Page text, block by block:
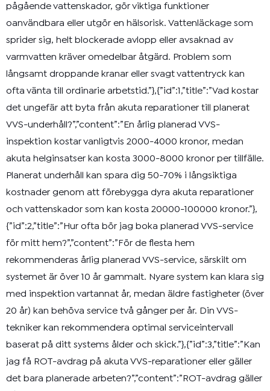
pågående vattenskador, gör viktiga funktioner
oanvändbara eller utgör en hälsorisk. Vattenläckage som
sprider sig, helt blockerade avlopp eller avsaknad av
varmvatten kräver omedelbar åtgärd. Problem som
långsamt droppande kranar eller svagt vattentryck kan
ofta vänta till ordinarie arbetstid.”},{”id”:1,”title”:”Vad kostar
det ungefär att byta från akuta reparationer till planerat
VVS-underhåll?”,”content”:”En årlig planerad VVS-
inspektion kostar vanligtvis 2000-4000 kronor, medan
akuta helginsatser kan kosta 3000-8000 kronor per tillfälle.
Planerat underhåll kan spara dig 50-70% i långsiktiga
kostnader genom att förebygga dyra akuta reparationer
och vattenskador som kan kosta 20000-100000 kronor.”},
{”id”:2,”title”:”Hur ofta bör jag boka planerad VVS-service
för mitt hem?”,”content”:”För de flesta hem
rekommenderas årlig planerad VVS-service, särskilt om
systemet är över 10 år gammalt. Nyare system kan klara sig
med inspektion vartannat år, medan äldre fastigheter (över
20 år) kan behöva service två gånger per år. Din VVS-
tekniker kan rekommendera optimal serviceintervall
baserat på ditt systems ålder och skick.”},{”id”:3,”title”:”Kan
jag få ROT-avdrag på akuta VVS-reparationer eller gäller
det bara planerade arbeten?”,”content”:”ROT-avdrag gäller